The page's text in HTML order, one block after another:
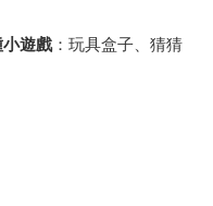
遊戲：玩具盒子、猜猜